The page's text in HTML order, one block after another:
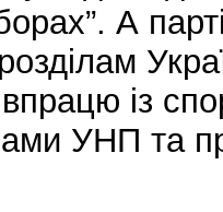
А
із
УНП та